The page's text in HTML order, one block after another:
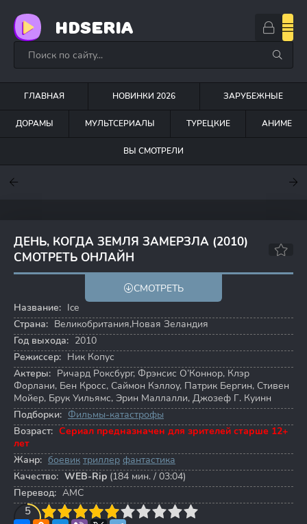
HDSERIA
ГЛАВНАЯ НОВИНКИ 2026 ЗАРУБЕЖНЫЕ
ДОРАМЫ МУЛЬТСЕРИАЛЫ ТУРЕЦКИЕ АНИМЕ
ВЫ СМОТРЕЛИ
ДЕНЬ, КОГДА ЗЕМЛЯ ЗАМЕРЗЛА (2010)
СМОТРЕТЬ ОНЛАЙН
5.9
СМОТРЕТЬ
Название: Ice
Страна: Великобритания,Новая Зеландия
Год выхода: 2010
Режиссер: Ник Копус
Актеры: Ричард Роксбург, Фрэнсис О’Коннор, Клэр
Форлани, Бен Кросс, Саймон Кэллоу, Патрик Бергин, Стивен
Мойер, Брук Уильямс, Эрин Маллалли, Джозеф Г. Куинн
Подборки: Фильмы-катастрофы
Возраст: Сериал предназначен для зрителей старше 12+
лет
Жанр: боевик триллер фантастика
Качество: WEB-Rip (184 мин. / 03:04)
Перевод: AMC
5
4 5 6 7 8 9 10